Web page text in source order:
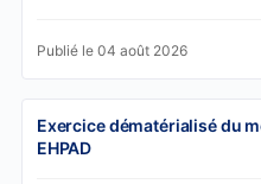
Publié le 04 août 2026
Exercice dématérialisé du
EHPAD